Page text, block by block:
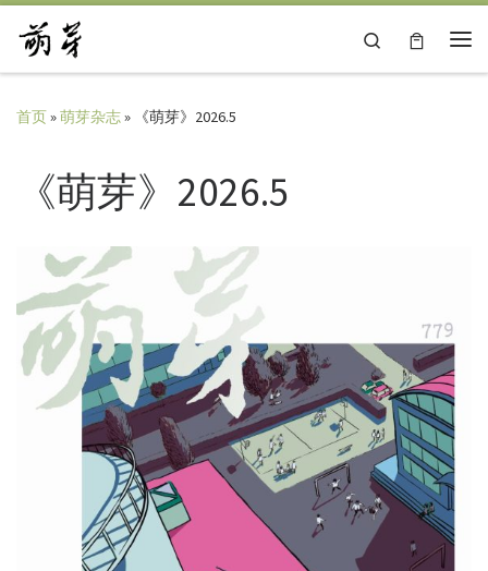
Skip to content
Search
首页»萌芽杂志» 《萌芽》2026.5
《萌芽》2026.5